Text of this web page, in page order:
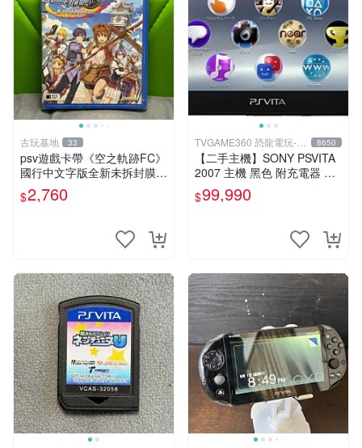
古玩基地 33
psv遊戲卡帶《空之軌跡FC》
國行中文字版全新未拆封膜有
輕微使用痕跡嚴選推薦適合收
藏 歲月痕跡 二手 psv 游戲卡
$2,760
TVGAME360 恐龍電玩-台
中店
8650
【二手主機】SONY PSVITA
2007 主機 黑色 附充電器 US
B傳輸線 PS VITA PSV【台中
恐龍電玩】
$99,990